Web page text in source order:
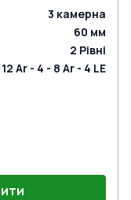
3 камерна
60 мм
2 Рівні
Ar - 4 - 8 Ar - 4 LE